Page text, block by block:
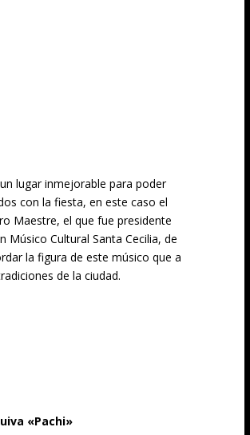
lugar inmejorable para poder
con la fiesta, en este caso el
Maestre, el que fue presidente
Músico Cultural Santa Cecilia, de
la figura de este músico que a
de la ciudad.
«Pachi»